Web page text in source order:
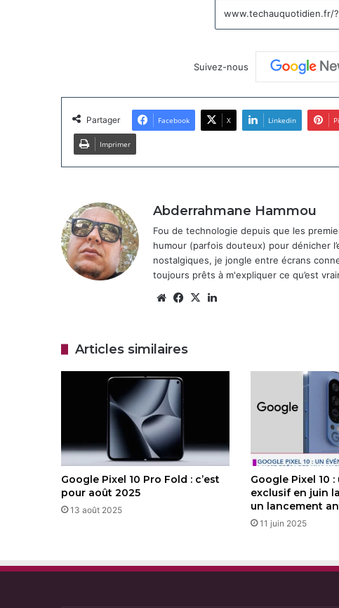
Suivez-nous
Partager Facebook X Linkedin
Imprimer
Abderrahmane Hammou
Fou de technologie depuis que les
humour (parfois douteux) pour dénicher
nostalgiques, je jongle entre écrans
toujours prêts à m'expliquer ce qu’est
WebsiteFacebook
X
Articles similaires
Google Pixel 10 Pro Fold : c’est
pour août 2025
13 août 2025
Google Pixel 10
exclusif en juin
un lancement
11 juin 2025